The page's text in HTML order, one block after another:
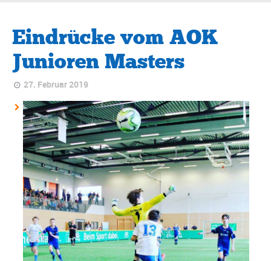
Eindrücke vom AOK
Junioren Masters
27. Februar 2019